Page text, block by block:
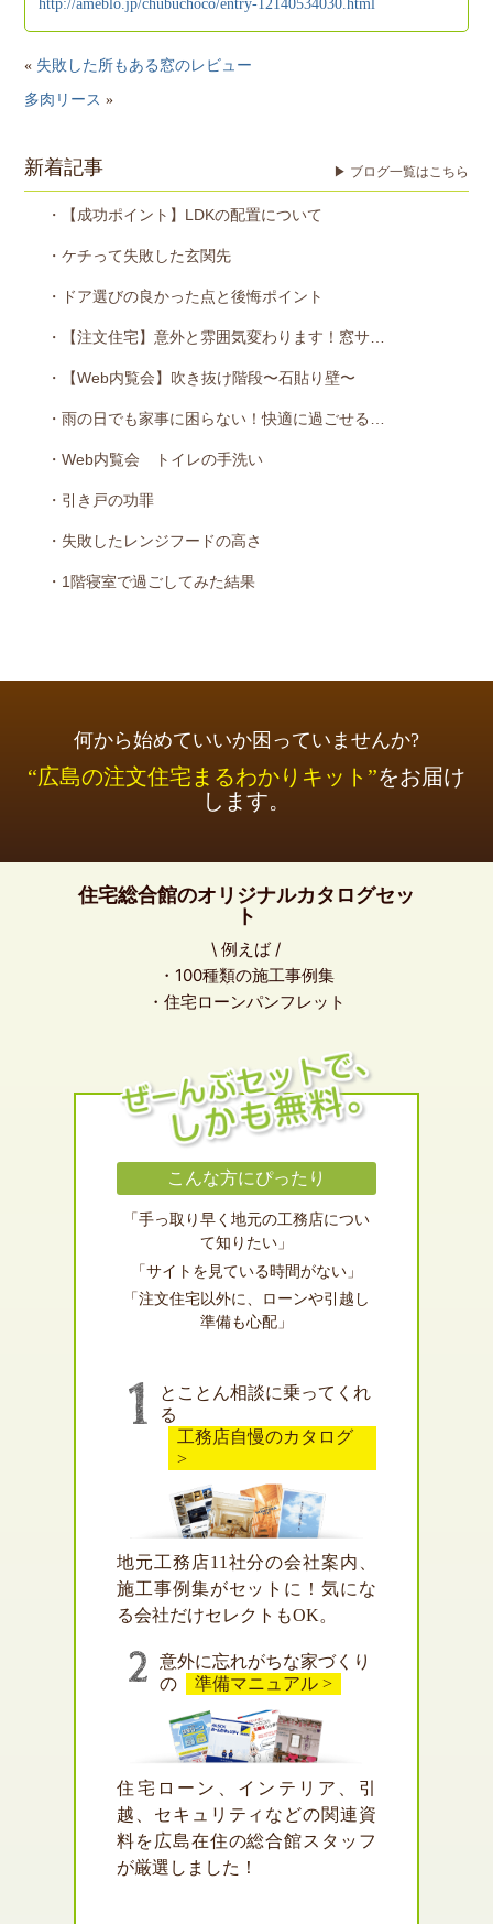
http://ameblo.jp/chubuchoco/entry-12140534030.html
« 失敗した所もある窓のレビュー
多肉リース »
新着記事 ▶ ブログ一覧はこちら
・【成功ポイント】LDKの配置について
・ケチって失敗した玄関先
・ドア選びの良かった点と後悔ポイント
・【注文住宅】意外と雰囲気変わります！窓サ…
・【Web内覧会】吹き抜け階段〜石貼り壁〜
・雨の日でも家事に困らない！快適に過ごせる…
・Web内覧会 トイレの手洗い
・引き戸の功罪
・失敗したレンジフードの高さ
・1階寝室で過ごしてみた結果
何から始めていいか困っていませんか?
“広島の注文住宅まるわかりキット”をお届け
します。
住宅総合館のオリジナルカタログセッ
ト
\ 例えば /
・100種類の施工事例集
・住宅ローンパンフレット
こんな方にぴったり
「手っ取り早く地元の工務店につい
て知りたい」
「サイトを見ている時間がない」
「注文住宅以外に、ローンや引越し
準備も心配」
とことん相談に乗ってくれ
る
工務店自慢のカタログ
>
地元工務店11社分の会社案内、
施工事例集がセットに！気にな
る会社だけセレクトもOK。
意外に忘れがちな家づくり
の
準備マニュアル >
住宅ローン、インテリア、引
越、セキュリティなどの関連資
料を広島在住の総合館スタッフ
が厳選しました！